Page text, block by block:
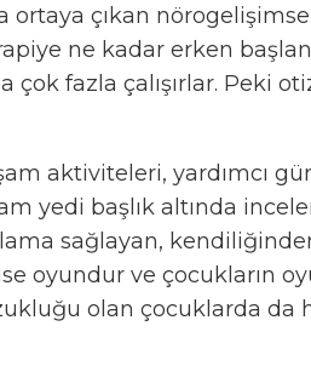
çıkan
ne kadar erken
fazla çalışırlar. Peki
aktiviteleri, yardımcı
yedi başlık altında
sağlayan,
oyundur ve çocukların
olan çocuklarda da